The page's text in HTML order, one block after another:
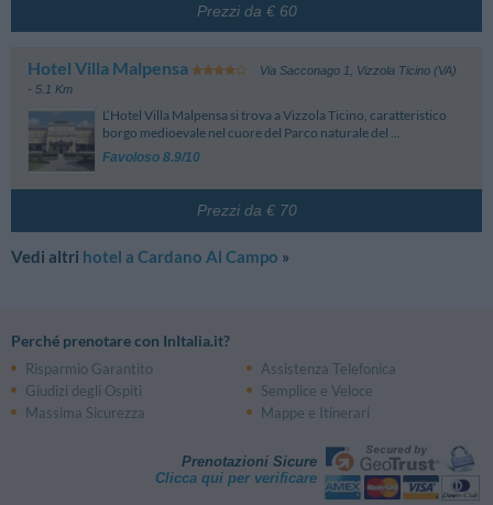
Prezzi da € 60
Hotel Villa Malpensa Via Sacconago 1
Vizzola Ticino (VA)
- 5.1 Km
L’Hotel Villa Malpensa si trova a Vizzola Ticino, caratteristico
borgo medioevale nel cuore del Parco naturale del ...
Favoloso 8.9/10
Prezzi da € 70
Vedi altri hotel a Cardano Al Campo »
Perché prenotare con InItalia.it?
Risparmio Garantito
Assistenza Telefonica
Giudizi degli Ospiti
Semplice e Veloce
Massima Sicurezza
Mappe e Itinerari
Prenotazioni Sicure
Clicca qui per verificare